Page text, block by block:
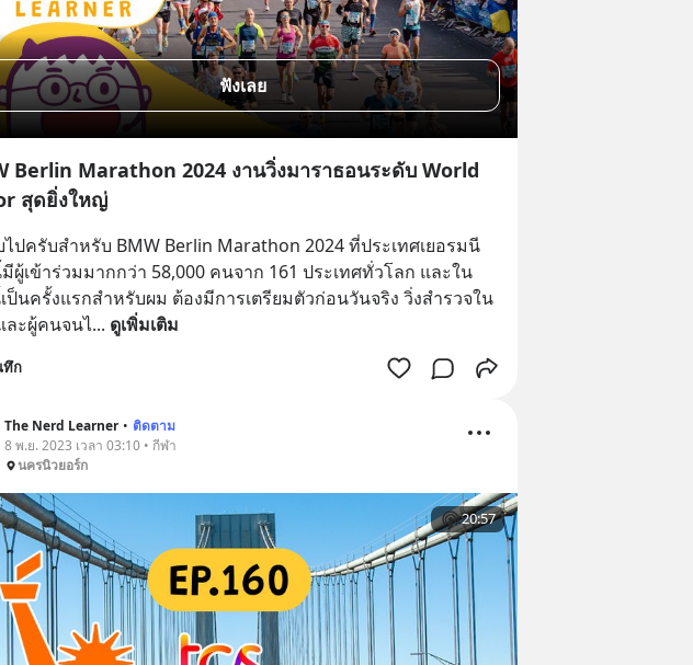
ฟังเลย
Berlin Marathon 2024 งานวิ่งมาราธอนระดับ World
สุดยิ่งใหญ่
ไปครับสำหรับ BMW Berlin Marathon 2024 ที่ประเทศเยอรมนี
ผู้เข้าร่วมมากกว่า 58,000 คนจาก 161 ประเทศทั่วโลก และใน
ป็นครั้งแรกสำหรับผม ต้องมีการเตรียมตัวก่อนวันจริง วิ่งสำรวจใน
ละผู้คนจนไ... ดูเพิ่มเติม
ก
The Nerd Learner • ติดตาม
8 พ.ย. 2023 เวลา 03:10 • กีฬา
นครนิวยอร์ก
20:57